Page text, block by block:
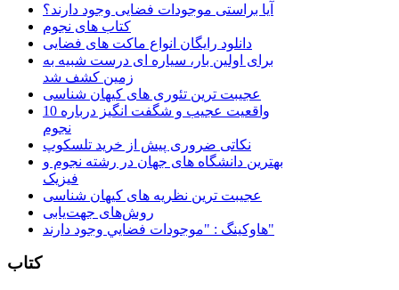
آیا براستی موجودات فضایی وجود دارند؟
کتاب های نجوم
دانلود رایگان انواع ماکت های فضایی
برای اولین بار، سیاره ای درست شبیه به
زمین کشف شد
عجیبت ترین تئوری های کیهان شناسی
10 واقعیت عجیب و شگفت انگیز درباره
نجوم
نکاتی ضروری پیش از خرید تلسکوپ
بهترین دانشگاه های جهان در رشته نجوم و
فیزیک
عجیبت ترین نظریه های کیهان شناسی
روش‌های جهت‌یابی
هاوكينگ : "موجودات فضايي وجود دارند"
کتاب